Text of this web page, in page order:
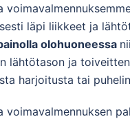
läpi liikkeet ja
olohuoneessa
lähtötason ja
harjoitusta tai
voimavalmennuksen